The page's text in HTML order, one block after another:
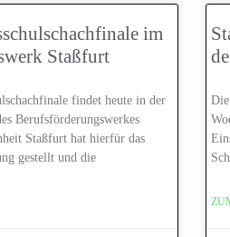
im
Staßfurt
findet heute in der
Berufsförderungswerkes
Staßfurt hat hierfür das
gestellt und die